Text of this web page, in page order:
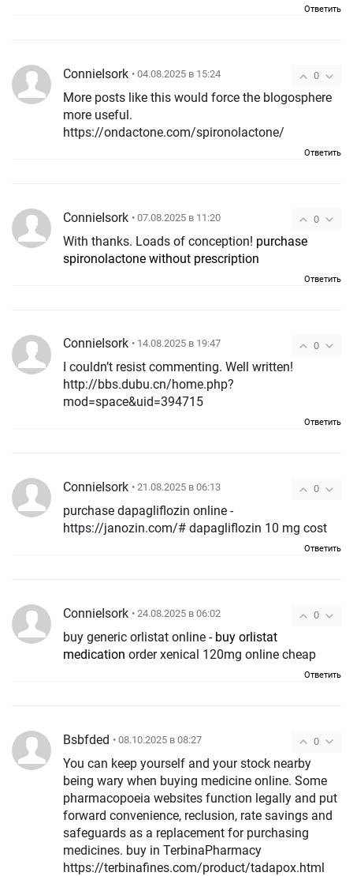
Ответить
0
ConnieIsork • 04.08.2025 в 15:24
More posts like this would force the blogosphere
more useful.
https://ondactone.com/spironolactone/
Ответить
0
ConnieIsork • 07.08.2025 в 11:20
With thanks. Loads of conception! purchase
spironolactone without prescription
Ответить
0
ConnieIsork • 14.08.2025 в 19:47
I couldn’t resist commenting. Well written!
http://bbs.dubu.cn/home.php?
mod=space&uid=394715
Ответить
0
ConnieIsork • 21.08.2025 в 06:13
purchase dapagliflozin online -
https://janozin.com/# dapagliflozin 10 mg cost
Ответить
0
ConnieIsork • 24.08.2025 в 06:02
buy generic orlistat online - buy orlistat
medication order xenical 120mg online cheap
Ответить
0
Bsbfded • 08.10.2025 в 08:27
You can keep yourself and your stock nearby
being wary when buying medicine online. Some
pharmacopoeia websites function legally and put
forward convenience, reclusion, rate savings and
safeguards as a replacement for purchasing
medicines. buy in TerbinaPharmacy
https://terbinafines.com/product/tadapox.html